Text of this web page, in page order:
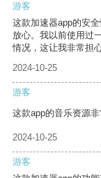
游客
这款加速器app的安
放心。我以前使用过
情况，这让我非常担心
2024-10-25
游客
这款app的音乐资源
2024-10-25
游客